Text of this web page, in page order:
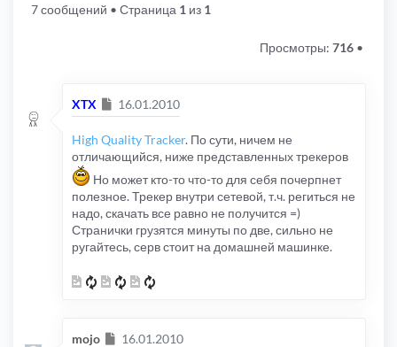
7 сообщений • Страница 1 из 1
Просмотры: 716 •
XTX Сообщение
16.01.2010
High Quality Tracker. По сути, ничем не
отличающийся, ниже представленных трекеров
Но может кто-то что-то для себя почерпнет
полезное. Трекер внутри сетевой, т.ч. региться не
надо, скачать все равно не получится =)
Странички грузятся минуты по две, сильно не
ругайтесь, серв стоит на домашней машинке.
mojo Сообщение
16.01.2010